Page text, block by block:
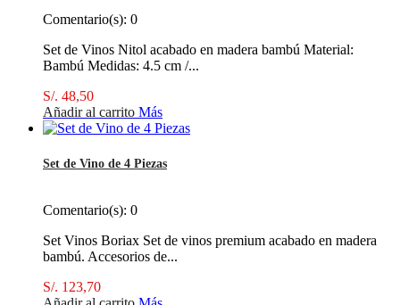
Comentario(s): 0
Set de Vinos Nitol acabado en madera bambú Material:
Bambú Medidas: 4.5 cm /...
S/. 48,50
Añadir al carrito Más
Set de Vino de 4 Piezas
Comentario(s): 0
Set Vinos Boriax Set de vinos premium acabado en madera
bambú. Accesorios de...
S/. 123,70